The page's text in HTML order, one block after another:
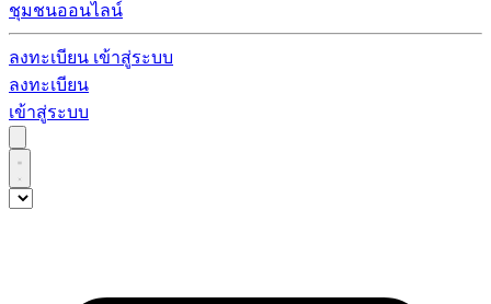
ชุมชนออนไลน์
ลงทะเบียน เข้าสู่ระบบ
ลงทะเบียน
เข้าสู่ระบบ